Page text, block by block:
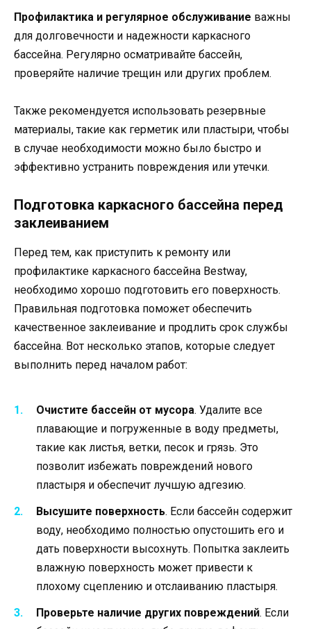
Профилактика и регулярное обслуживание важны
для долговечности и надежности каркасного
бассейна. Регулярно осматривайте бассейн,
проверяйте наличие трещин или других проблем.
Также рекомендуется использовать резервные
материалы, такие как герметик или пластыри, чтобы
в случае необходимости можно было быстро и
эффективно устранить повреждения или утечки.
Подготовка каркасного бассейна перед
заклеиванием
Перед тем, как приступить к ремонту или
профилактике каркасного бассейна Bestway,
необходимо хорошо подготовить его поверхность.
Правильная подготовка поможет обеспечить
качественное заклеивание и продлить срок службы
бассейна. Вот несколько этапов, которые следует
выполнить перед началом работ:
Очистите бассейн от мусора. Удалите все
плавающие и погруженные в воду предметы,
такие как листья, ветки, песок и грязь. Это
позволит избежать повреждений нового
пластыря и обеспечит лучшую адгезию.
Высушите поверхность. Если бассейн содержит
воду, необходимо полностью опустошить его и
дать поверхности высохнуть. Попытка заклеить
влажную поверхность может привести к
плохому сцеплению и отслаиванию пластыря.
Проверьте наличие других повреждений. Если